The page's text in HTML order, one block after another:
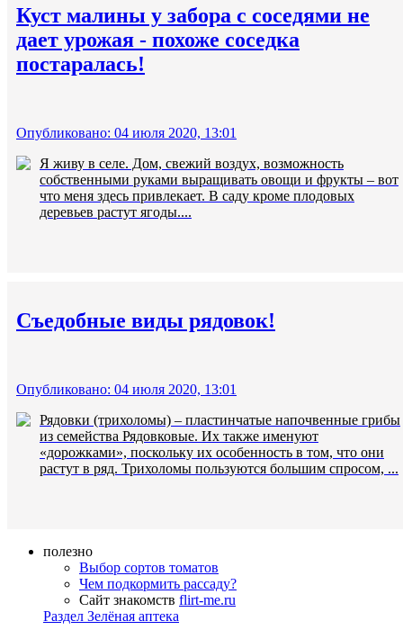
Куст малины у забора с соседями не
дает урожая - похоже соседка
постаралась!
Опубликовано: 04 июля 2020, 13:01
Я живу в селе. Дом, свежий воздух, возможность
собственными руками выращивать овощи и фрукты – вот
что меня здесь привлекает. В саду кроме плодовых
деревьев растут ягоды....
Съедобные виды рядовок!
Опубликовано: 04 июля 2020, 13:01
Рядовки (трихоломы) – пластинчатые напочвенные грибы
из семейства Рядовковые. Их также именуют
«дорожками», поскольку их особенность в том, что они
растут в ряд. Трихоломы пользуются большим спросом, ...
полезно
Выбор сортов томатов
Чем подкормить рассаду?
Сайт знакомств flirt-me.ru
Раздел Зелёная аптека